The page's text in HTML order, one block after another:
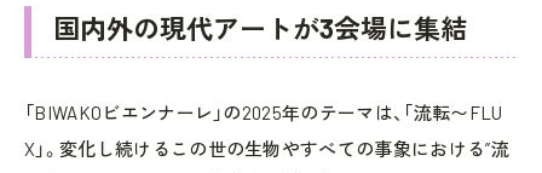
国内外の現代アートが3会場に集結
「BIWAKOビエンナーレ」の2025年のテーマは、「流転〜FLU
X」。変化し続けるこの世の生物やすべての事象における”流